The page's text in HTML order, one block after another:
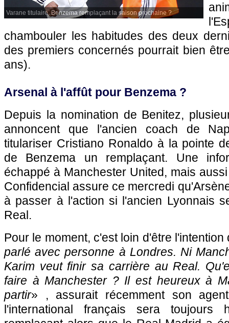
Varane titulaire, Benzema remplaçant la saison prochaine ?
chambouler les habitudes des deux
des premiers concernés pourrait bien
ans).
Arsenal à l'affût pour Benzema ?
Depuis la nomination de Benitez,
annoncent que l'ancien coach de
titulariser Cristiano Ronaldo à la pointe
de Benzema un remplaçant. Une
échappé à Manchester United, mais
Confidencial assure ce mercredi
à passer à l'action si l'ancien Lyonnais
Real.
Pour le moment, c'est loin d'être l'intention
parlé avec personne à Londres. Ni
Karim veut finir sa carrière au Real.
faire à Manchester ? Il est heureux à
partir» , assurait récemment son
l'international français sera toujours